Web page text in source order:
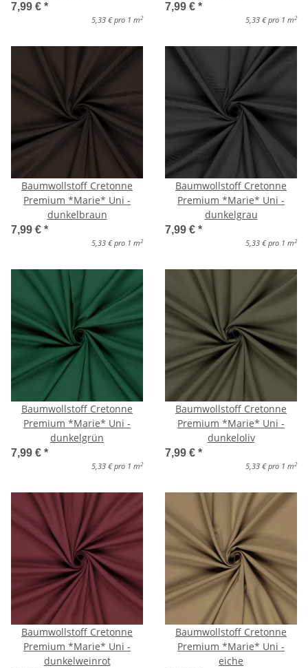
7,99 € *
5,33 € pro 1 m 2
7,99 € *
5,33 € pro 1 m 2
Baumwollstoff Cretonne
Premium *Marie* Uni -
dunkelbraun
7,99 € *
5,33 € pro 1 m 2
Baumwollstoff Cretonne
Premium *Marie* Uni -
dunkelgrau
7,99 € *
5,33 € pro 1 m 2
Baumwollstoff Cretonne
Premium *Marie* Uni -
dunkelgrün
7,99 € *
5,33 € pro 1 m 2
Baumwollstoff Cretonne
Premium *Marie* Uni -
dunkeloliv
7,99 € *
5,33 € pro 1 m 2
Baumwollstoff Cretonne
Premium *Marie* Uni -
dunkelweinrot
Baumwollstoff Cretonne
Premium *Marie* Uni -
eiche